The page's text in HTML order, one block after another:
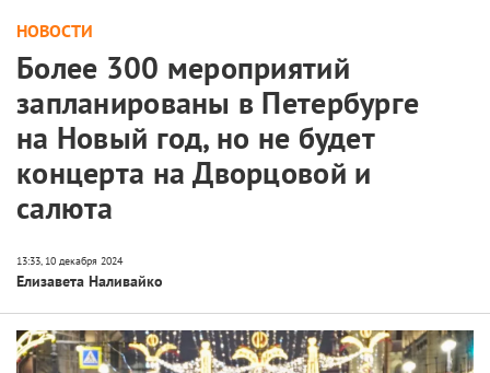
НОВОСТИ
Более 300 мероприятий
запланированы в Петербурге
на Новый год, но не будет
концерта на Дворцовой и
салюта
Елизавета Наливайко